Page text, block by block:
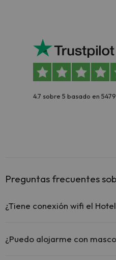
4.7 sobre 5 basado en
Preguntas frecuentes
¿Tiene conexión wifi el
El Hotel Excelsior ofrece
¿Puedo alojarme con